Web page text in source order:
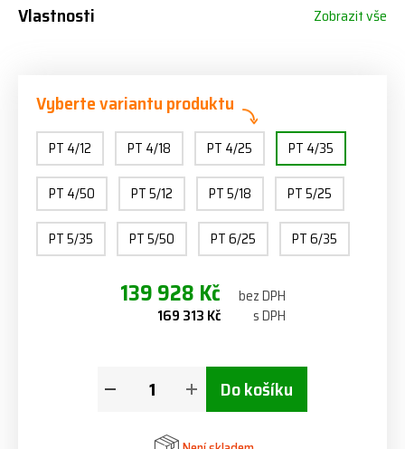
Vlastnosti Zobrazit vše
Vyberte variantu produktu
PT 4/12 PT 4/18 PT 4/25 PT 4/35
PT 4/50 PT 5/12 PT 5/18 PT 5/25
PT 5/35 PT 5/50 PT 6/25 PT 6/35
139 928 Kč bez DPH
169 313 Kč s DPH
Do košíku